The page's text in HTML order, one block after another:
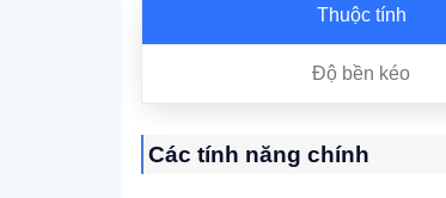
Thuộc tính
Độ bền kéo
Các tính năng chính